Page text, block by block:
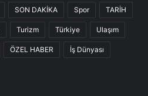
SON DAKİKA Spor TARİH
Turizm Türkiye Ulaşım
ÖZEL HABER İş Dünyası